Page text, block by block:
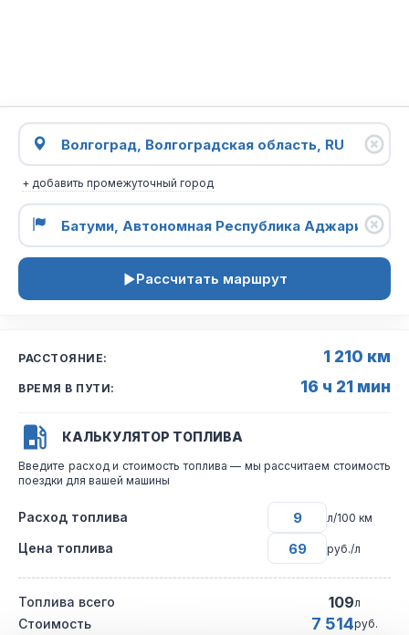
+ добавить промежуточный город
Рассчитать маршрут
РАССТОЯНИЕ: 1 210 км
ВРЕМЯ В ПУТИ: 16 ч 21 мин
КАЛЬКУЛЯТОР ТОПЛИВА
Введите расход и стоимость топлива — мы рассчитаем стоимость
поездки для вашей машины
Расход топлива л/100 км
Цена топлива руб./л
Топлива всего 109л
Стоимость 7 514руб.